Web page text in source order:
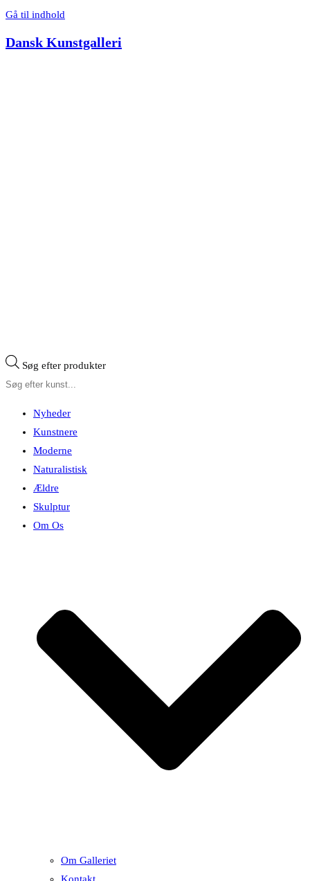
Gå til indhold
Dansk Kunstgalleri
Søg efter produkter
Nyheder
Kunstnere
Moderne
Naturalistisk
Ældre
Skulptur
Om Os
Om Galleriet